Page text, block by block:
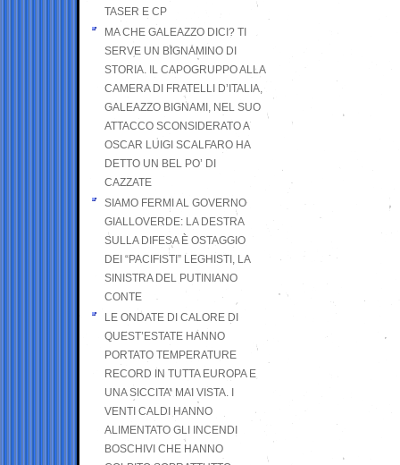
TASER E CP
MA CHE GALEAZZO DICI? TI
SERVE UN BIGNAMINO DI
STORIA. IL CAPOGRUPPO ALLA
CAMERA DI FRATELLI D’ITALIA,
GALEAZZO BIGNAMI, NEL SUO
ATTACCO SCONSIDERATO A
OSCAR LUIGI SCALFARO HA
DETTO UN BEL PO’ DI
CAZZATE
SIAMO FERMI AL GOVERNO
GIALLOVERDE: LA DESTRA
SULLA DIFESA È OSTAGGIO
DEI “PACIFISTI” LEGHISTI, LA
SINISTRA DEL PUTINIANO
CONTE
LE ONDATE DI CALORE DI
QUEST’ESTATE HANNO
PORTATO TEMPERATURE
RECORD IN TUTTA EUROPA E
UNA SICCITA’ MAI VISTA. I
VENTI CALDI HANNO
ALIMENTATO GLI INCENDI
BOSCHIVI CHE HANNO